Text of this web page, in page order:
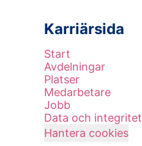
Karriärsida
Start
Avdelningar
Platser
Medarbetare
Jobb
Data och integritet
Hantera cookies